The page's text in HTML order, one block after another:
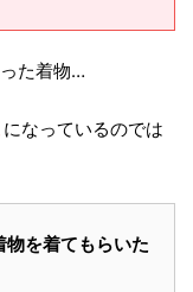
た着物…
になっているのでは
物を着てもらいた